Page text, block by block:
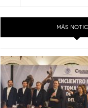
Financiamiento’
‘La Laguna:
Planeación’ Por
‘Las
MÁS